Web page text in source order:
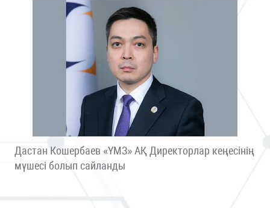
Дастан Кошербаев «ҮМЗ» АҚ Директорлар кеңесінің
мүшесі болып сайланды